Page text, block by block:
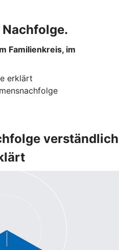
Familienkreis, im
erklärt
verständlich